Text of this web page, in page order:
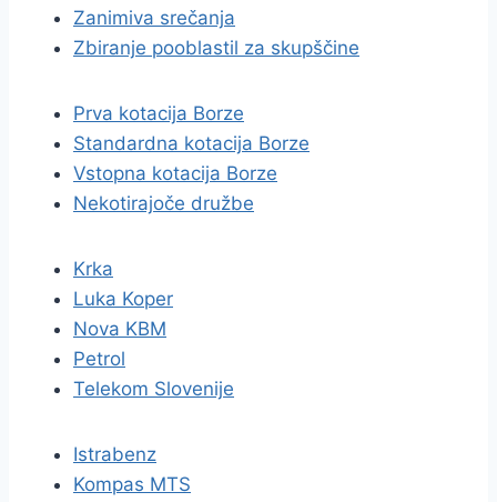
Zanimiva srečanja
Zbiranje pooblastil za skupščine
Prva kotacija Borze
Standardna kotacija Borze
Vstopna kotacija Borze
Nekotirajoče družbe
Krka
Luka Koper
Nova KBM
Petrol
Telekom Slovenije
Istrabenz
Kompas MTS